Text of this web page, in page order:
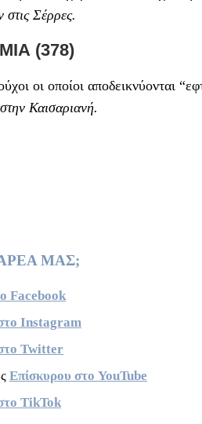
Σέρρες.
(378)
οι οποίοι αποδεικνύονται
Καισαριανή.
ΜΑΣ;
Facebook
Instagram
Twitter
Επίσκυρου στο YouTube
TikTok